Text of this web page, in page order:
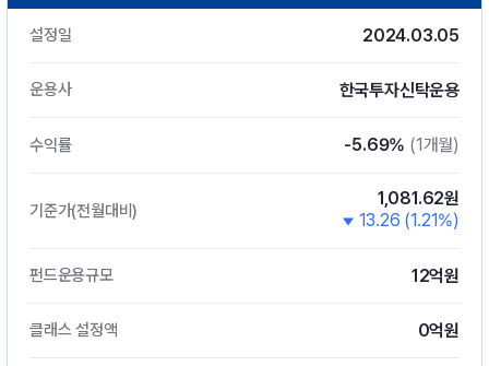
설정일 2024.03.05
운용사 한국투자신탁운용
수익률 -5.69% (1개월)
기준가(전월대비)
1,081.62원
13.26 (1.21%)
펀드운용규모 12억원
클래스 설정액 0억원